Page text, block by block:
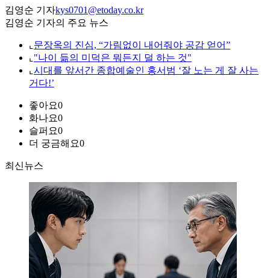
김영순 기자kys0701@etoday.co.kr
김영순 기자의 주요 뉴스
⌞ 문장옥의 진심, “가림없이 내어줘야 공감 얻어”
⌞ "나이 듦의 미덕은 뭐든지 덜 하는 것"
⌞ 시대를 앞서간 종합예술인 홍서범 ‘잘 노는 게 잘 사는
거다!’
좋아요0
화나요0
슬퍼요0
더 궁금해요0
최신뉴스